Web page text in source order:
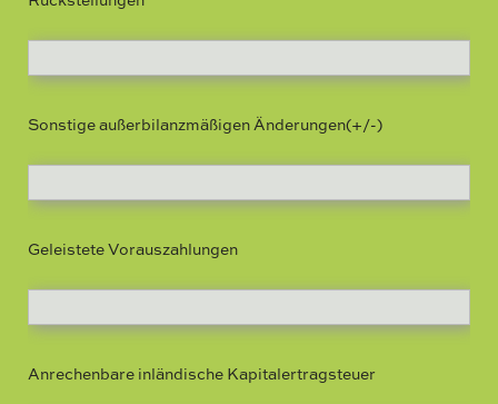
Sonstige außerbilanzmäßigen Änderungen(+/-)
Geleistete Vorauszahlungen
Anrechenbare inländische Kapitalertragsteuer